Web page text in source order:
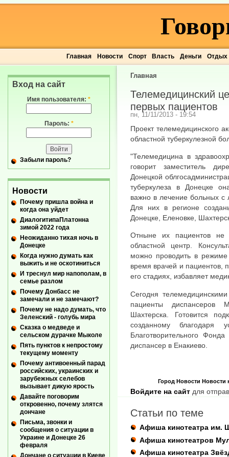
Главная Новости Спорт Власть Деньги Отдых
Главная
Телемедицинский
первых пациентов
пн, 11/11/2013 - 19:54
Проект телемедицинского
областной туберкулезной
"Телемедицина в
говорит заместитель
Донецкой
туберкулеза в Донецке
важно в лечение больных с
Для них в регионе
Донецке, Еленовке,
Отныне их пациентов не
областной центр.
можно проводить в
время врачей и пациентов,
его стадиях, избавляет
Сегодня
пациенты диспансеров
Шахтерска. Готовится
созданному благодаря
Благотворительного
диспансер в Енакиево.
Город Новости Новости
Войдите на сайт для
Статьи по теме
Афиша кинотеатра им.
Афиша кинотеатров
Афиша кинотеатра
Вход на сайт
Имя пользователя: *
Пароль: *
Забыли пароль?
Новости
Почему пришла война и
когда она уйдет
ДиалогитипаПлатонна
зимой 2022 года
Неожиданно тихая ночь в
Донецке
Когда нужно думать как
выжить и не оскотиниться
И треснул мир напополам, в
семье разлом
Почему Донбасс не
замечали и не замечают?
Почему не надо думать, что
Зеленский - голубь мира
Сказка о медведе и
сельском дурачке Мыколе
Пять пунктов к непростому
текущему моменту
Почему антивоенный парад
российских, украинских и
зарубежных селебов
вызывает дикую ярость
Давайте поговорим
откровенно, почему злятся
дончане
Письма, звонки и
сообщения о ситуации в
Украине и Донецке 26
февраля